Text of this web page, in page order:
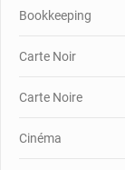
Bookkeeping
Carte Noir
Carte Noire
Cinéma